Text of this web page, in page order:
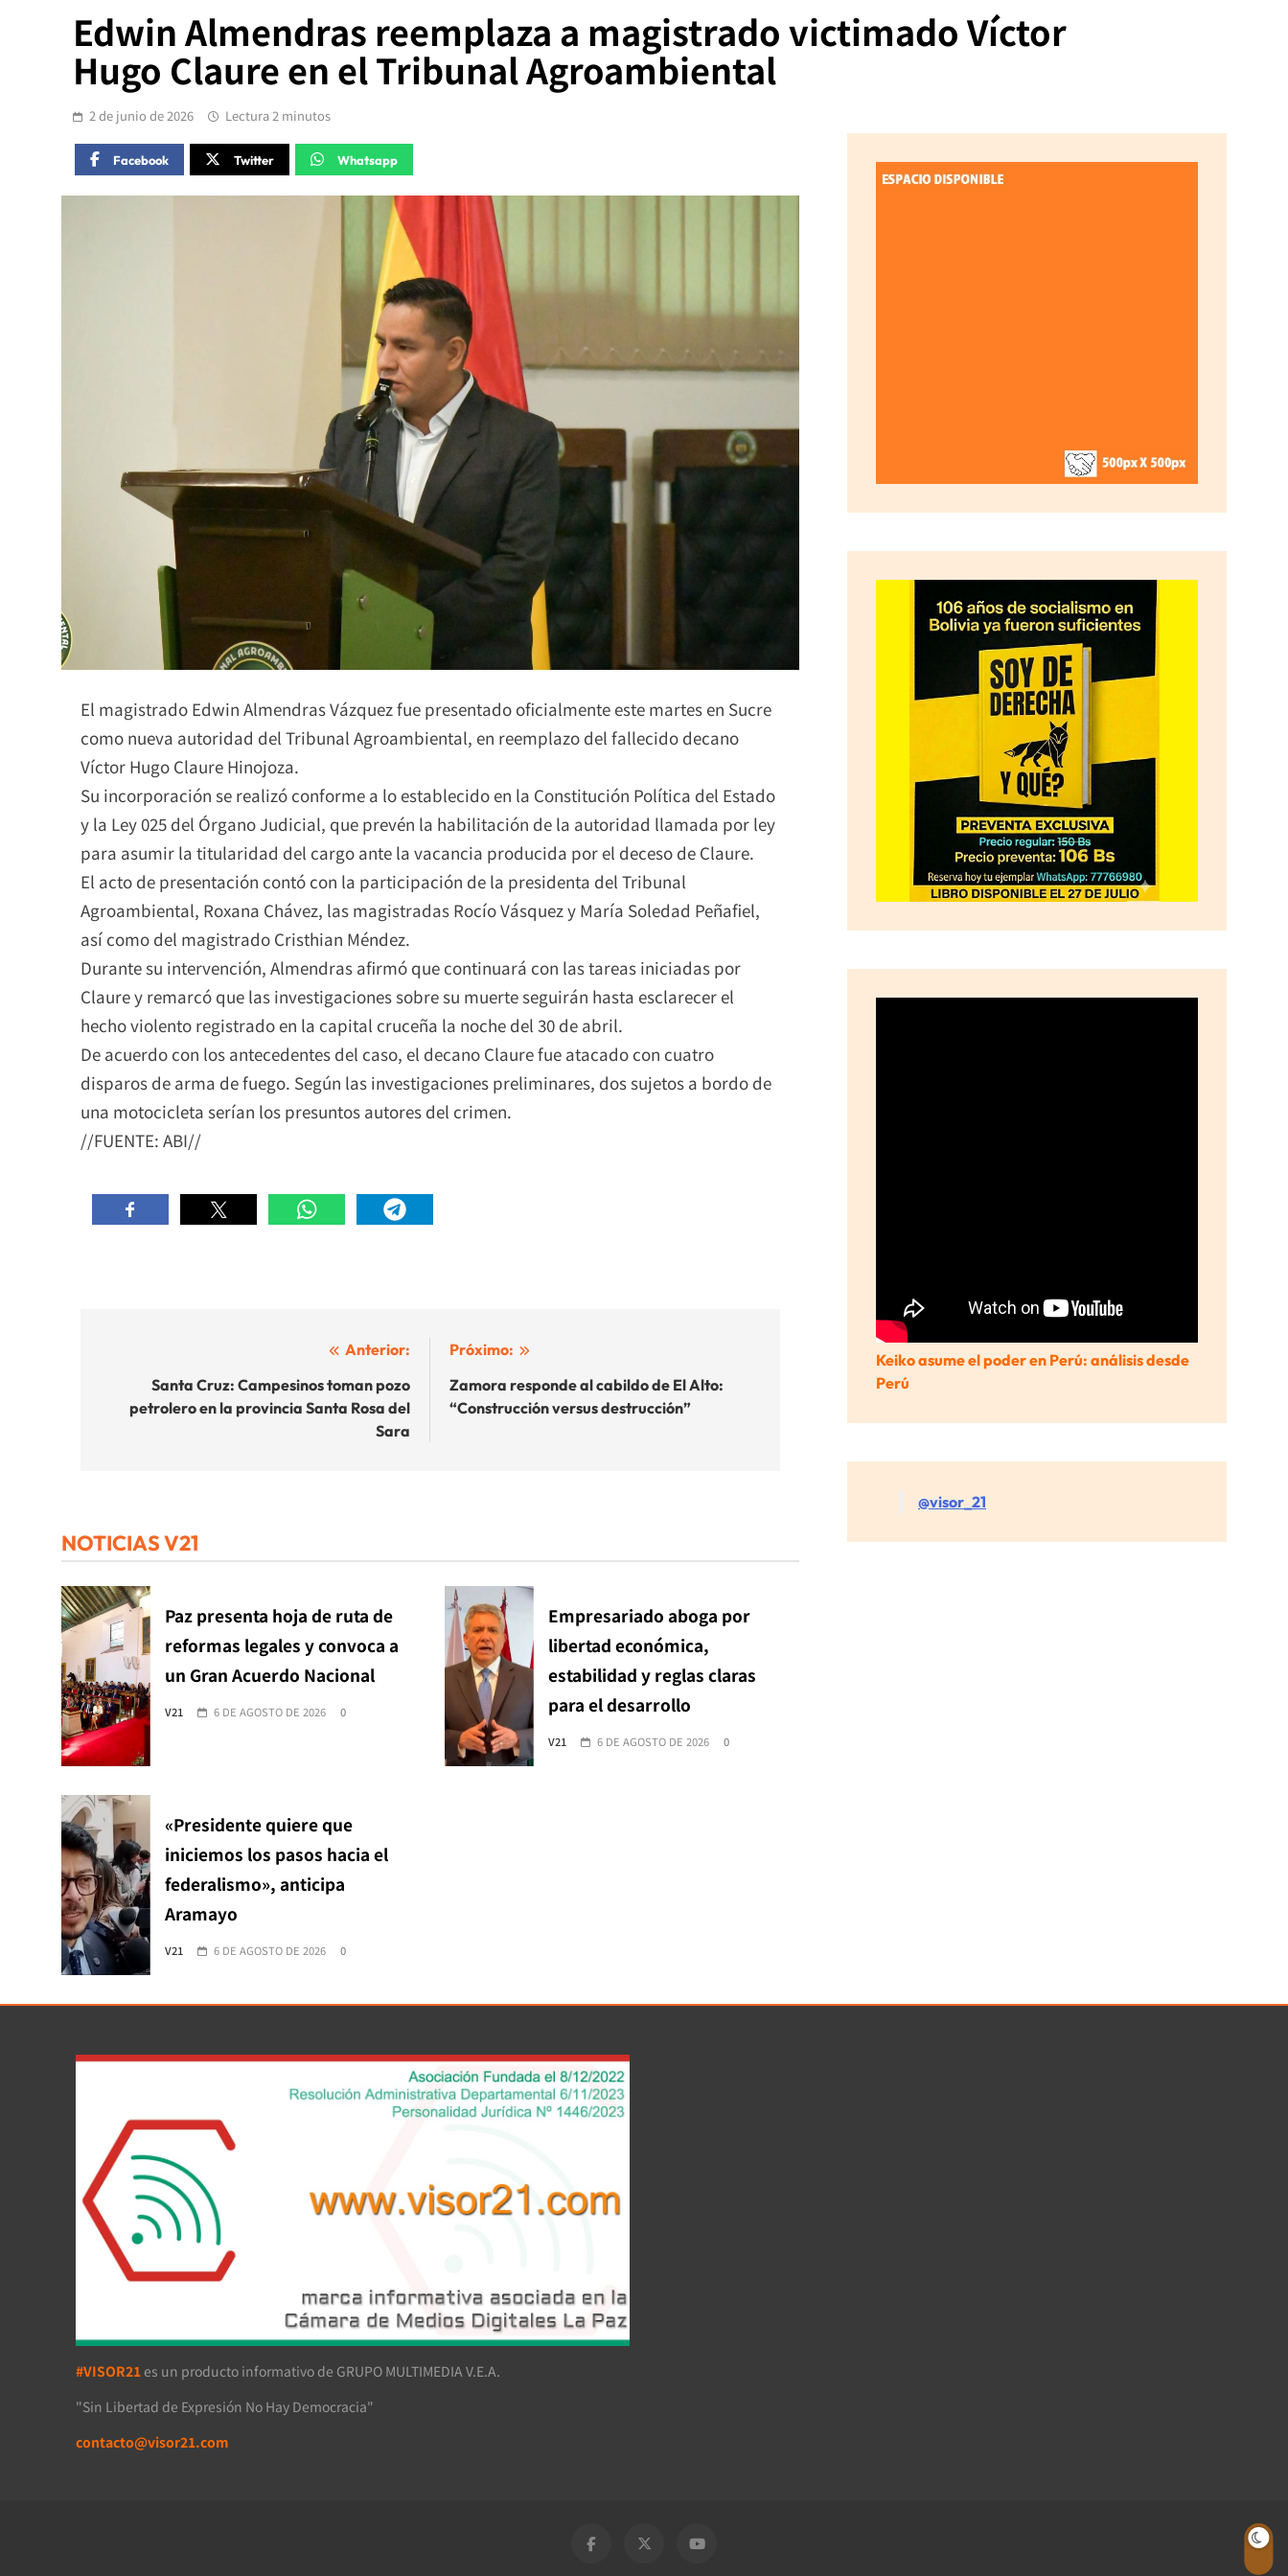
Edwin Almendras reemplaza a magistrado victimado Víctor
Hugo Claure en el Tribunal Agroambiental
2 de junio de 2026 Lectura 2 minutos
Facebook Twitter Whatsapp
El magistrado Edwin Almendras Vázquez fue presentado oficialmente este martes en Sucre
como nueva autoridad del Tribunal Agroambiental, en reemplazo del fallecido decano
Víctor Hugo Claure Hinojoza.
Su incorporación se realizó conforme a lo establecido en la Constitución Política del Estado
y la Ley 025 del Órgano Judicial, que prevén la habilitación de la autoridad llamada por ley
para asumir la titularidad del cargo ante la vacancia producida por el deceso de Claure.
El acto de presentación contó con la participación de la presidenta del Tribunal
Agroambiental, Roxana Chávez, las magistradas Rocío Vásquez y María Soledad Peñafiel,
así como del magistrado Cristhian Méndez.
Durante su intervención, Almendras afirmó que continuará con las tareas iniciadas por
Claure y remarcó que las investigaciones sobre su muerte seguirán hasta esclarecer el
hecho violento registrado en la capital cruceña la noche del 30 de abril.
De acuerdo con los antecedentes del caso, el decano Claure fue atacado con cuatro
disparos de arma de fuego. Según las investigaciones preliminares, dos sujetos a bordo de
una motocicleta serían los presuntos autores del crimen.
//FUENTE: ABI//
entradas
Anterior:
Santa Cruz: Campesinos toman pozo
petrolero en la provincia Santa Rosa del
Sara
Próximo:
Zamora responde al cabildo de El Alto:
“Construcción versus destrucción”
NOTICIAS V21
Paz presenta hoja de ruta de
reformas legales y convoca a
un Gran Acuerdo Nacional
V21 6 DE AGOSTO DE 2026 0
Empresariado aboga por
libertad económica,
estabilidad y reglas claras
para el desarrollo
V21 6 DE AGOSTO DE 2026 0
«Presidente quiere que
iniciemos los pasos hacia el
federalismo», anticipa
Aramayo
V21 6 DE AGOSTO DE 2026 0
Keiko asume el poder en Perú: análisis desde
Perú
@visor_21
#VISOR21 es un producto informativo de GRUPO MULTIMEDIA V.E.A.
"Sin Libertad de Expresión No Hay Democracia"
contacto@visor21.com